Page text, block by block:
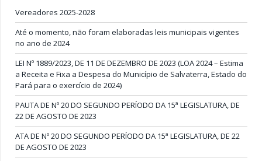
Vereadores 2025-2028
Até o momento, não foram elaboradas leis municipais vigentes
no ano de 2024
LEI Nº 1889/2023, DE 11 DE DEZEMBRO DE 2023 (LOA 2024 – Estima
a Receita e Fixa a Despesa do Município de Salvaterra, Estado do
Pará para o exercício de 2024)
PAUTA DE Nº 20 DO SEGUNDO PERÍODO DA 15ª LEGISLATURA, DE
22 DE AGOSTO DE 2023
ATA DE Nº 20 DO SEGUNDO PERÍODO DA 15ª LEGISLATURA, DE 22
DE AGOSTO DE 2023